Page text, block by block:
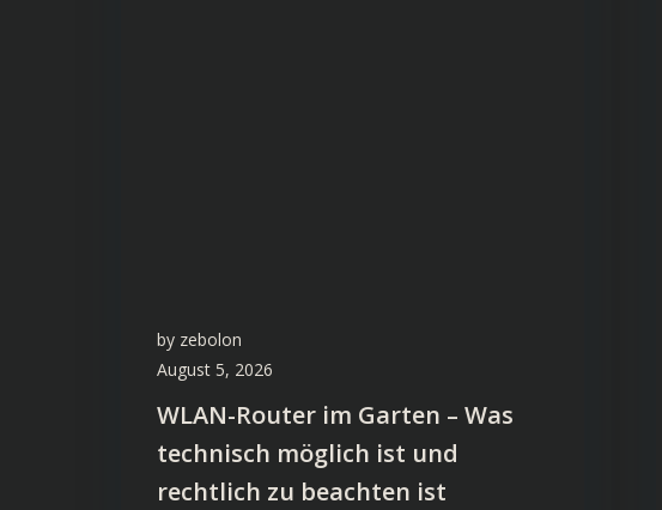
by zebolon
August 5, 2026
WLAN-Router im Garten – Was
technisch möglich ist und
rechtlich zu beachten ist